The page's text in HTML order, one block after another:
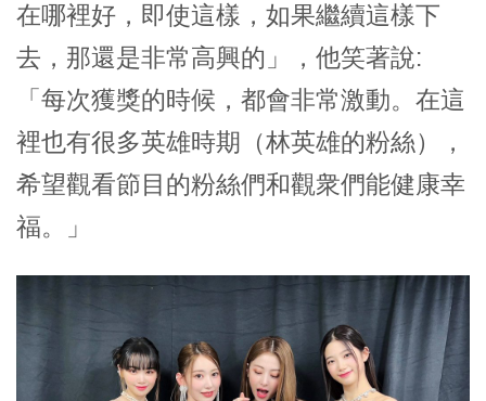
在哪裡好，即使這樣，如果繼續這樣下
去，那還是非常高興的」，他笑著說:
「每次獲獎的時候，都會非常激動。在這
裡也有很多英雄時期（林英雄的粉絲），
希望觀看節目的粉絲們和觀衆們能健康幸
福。」